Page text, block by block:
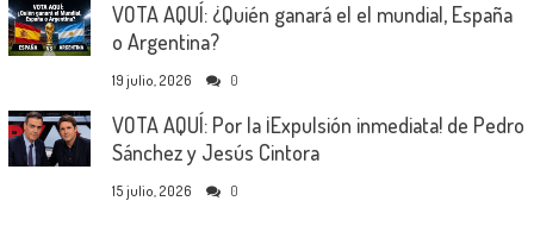
VOTA AQUÍ: ¿Quién ganará el el mundial, España
o Argentina?
19 julio, 2026 0
VOTA AQUÍ: Por la ¡Expulsión inmediata! de Pedro
Sánchez y Jesús Cintora
15 julio, 2026 0